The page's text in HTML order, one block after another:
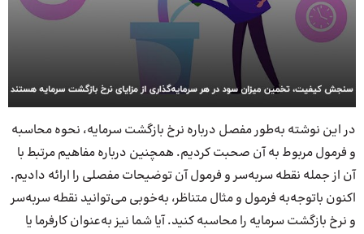
در این نوشته به‌طور مفصل درباره نرخ بازگشت سرمایه، نحوه محاسبه
و فرمول مربوط به آن صحبت کردیم. همچنین درباره مفاهیم مرتبط با
آن از جمله نقطه سربه‌سر و فرمول آن توضیحات مفصلی را ارائه دادیم.
اکنون باتوجه‌به فرمول و مثال متناظر، به‌خوبی می‌توانید نقطه سربه‌سر
و نرخ بازگشت سرمایه را محاسبه کنید. آیا شما نیز به‌عنوان کارفرما یا